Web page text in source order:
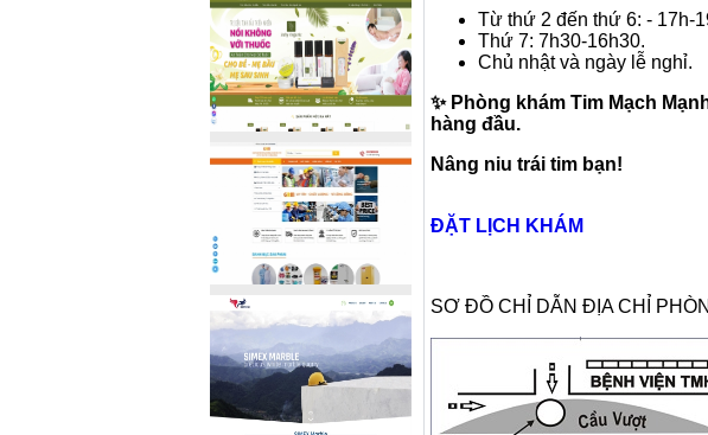
Từ thứ 2 đến thứ 6: - 17h-
Thứ 7: 7h30-16h30.
Chủ nhật và ngày lễ nghỉ.
✨ Phòng khám Tim Mạch
hàng đầu.
Nâng niu trái tim bạn!
ĐẶT LỊCH KHÁM
SƠ ĐỒ CHỈ DẪN ĐỊA CHỈ